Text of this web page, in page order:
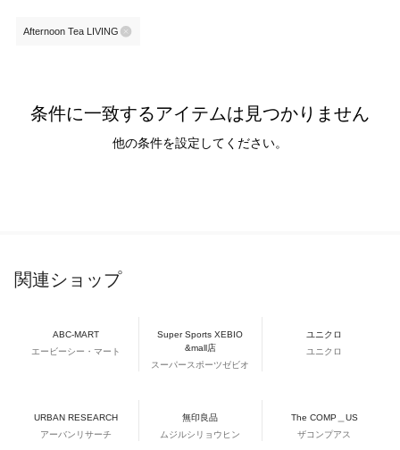
Afternoon Tea LIVING
条件に一致するアイテムは見つかりません
他の条件を設定してください。
関連ショップ
ABC-MART
エービーシー・マート
Super Sports XEBIO
&mall店
スーパースポーツゼビオ
ユニクロ
ユニクロ
URBAN RESEARCH
アーバンリサーチ
無印良品
ムジルシリョウヒン
The COMP＿US
ザコンプアス